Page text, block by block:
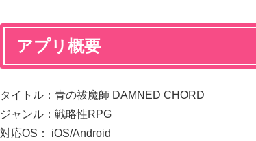
アプリ概要
タイトル：青の祓魔師 DAMNED CHORD
ジャンル：戦略性RPG
対応OS： iOS/Android